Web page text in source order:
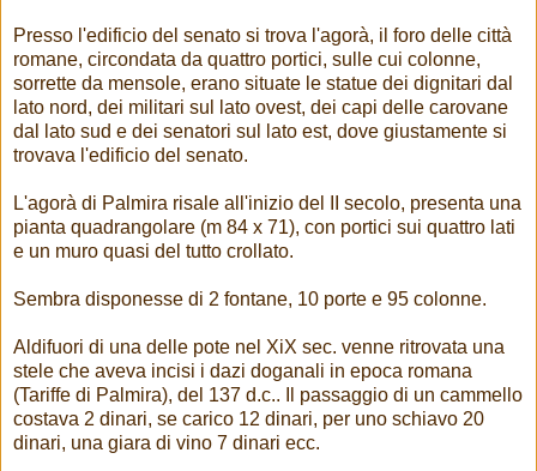
Presso l'edificio del senato si trova l'agorà, il foro delle città
romane, circondata da quattro portici, sulle cui colonne,
sorrette da mensole, erano situate le statue dei dignitari dal
lato nord, dei militari sul lato ovest, dei capi delle carovane
dal lato sud e dei senatori sul lato est, dove giustamente si
trovava l'edificio del senato.
L'agorà di Palmira risale all'inizio del II secolo, presenta una
pianta quadrangolare (m 84 x 71), con portici sui quattro lati
e un muro quasi del tutto crollato.
Sembra disponesse di 2 fontane, 10 porte e 95 colonne.
Aldifuori di una delle pote nel XiX sec. venne ritrovata una
stele che aveva incisi i dazi doganali in epoca romana
(Tariffe di Palmira), del 137 d.c.. Il passaggio di un cammello
costava 2 dinari, se carico 12 dinari, per uno schiavo 20
dinari, una giara di vino 7 dinari ecc.